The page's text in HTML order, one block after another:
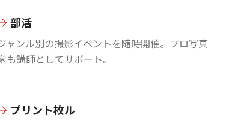
部活
ャンル別の撮影イベントを随時開催。プロ写真
も講師としてサポート。
プリント枚ル